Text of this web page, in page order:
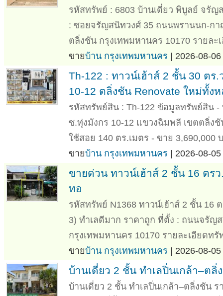
รหัสทรัพย์ : 6803 บ้านเดี่ยว พิบูลย์ จรั
: ซอยจรัญสนิทวงศ์ 35 ถนนพรานนก-ก
ตลิ่งชัน กรุงเทพมหานคร 10170 รายละ
ขายบ้าน กรุงเทพมหานคร | 2026-08-
Th-122 : ทาวน์เฮ้าส์ 2 ชั้น 30 ตร.
10-12 ตลิ่งชัน Renovate ใหม่ทั้งห
รหัสทรัพย์สิน : Th-122 ข้อมูลทรัพย์สิน -
ซ.ทุ่งมังกร 10-12 แขวงฉิมพลี เขตตลิ่ง
ใช้สอย 140 ตร.เมตร - ขาย 3,690,000
ขายบ้าน กรุงเทพมหานคร | 2026-08-
ขายด่วน ทาวน์เฮ้าส์ 2 ชั้น 16 ตร
ทอ
รหัสทรัพย์ N1368 ทาวน์เฮ้าส์ 2 ชั้น 16
3) ทำเลดีมาก ราคาถูก ที่ตั้ง : ถนนจรัญ
กรุงเทพมหานคร 10170 รายละเอียดท
ขายบ้าน กรุงเทพมหานคร | 2026-08-
บ้านเดี่ยว 2 ชั้น ทำเลปิ่นเกล้า–ต
บ้านเดี่ยว 2 ชั้น ทำเลปิ่นเกล้า–ตลิ่งชัน